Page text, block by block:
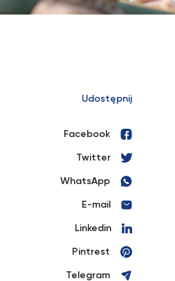
Udostępnij
Facebook
Twitter
WhatsApp
E-mail
Linkedin
Pintrest
Telegram